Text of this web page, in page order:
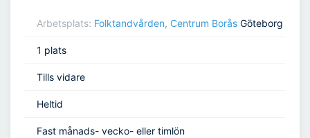
Arbetsplats: Folktandvården, Centrum Borås Göteborg
1 plats
Tills vidare
Heltid
Fast månads- vecko- eller timlön